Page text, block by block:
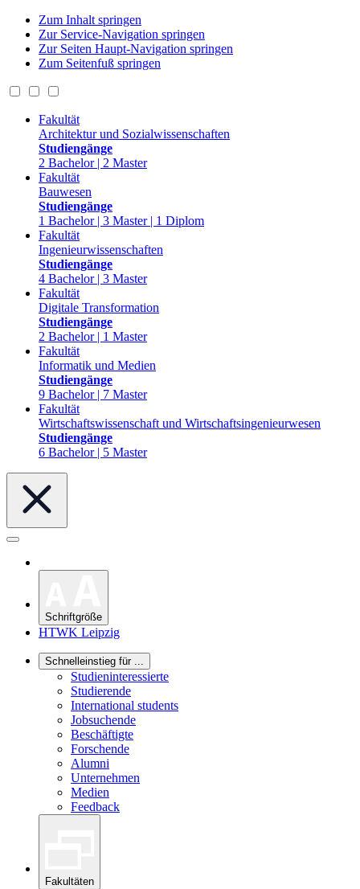
Zum Inhalt springen
Zur Service-Navigation springen
Zur Seiten Haupt-Navigation springen
Zum Seitenfuß springen
Fakultät
Architektur und Sozialwissenschaften
Studiengänge
2 Bachelor | 2 Master
Fakultät
Bauwesen
Studiengänge
1 Bachelor | 3 Master | 1 Diplom
Fakultät
Ingenieurwissenschaften
Studiengänge
4 Bachelor | 3 Master
Fakultät
Digitale Transformation
Studiengänge
2 Bachelor | 1 Master
Fakultät
Informatik und Medien
Studiengänge
9 Bachelor | 7 Master
Fakultät
Wirtschaftswissenschaft und Wirtschaftsingenieurwesen
Studiengänge
6 Bachelor | 5 Master
Schriftgröße
HTWK Leipzig
Schnelleinstieg für ...
Studieninteressierte
Studierende
International students
Jobsuchende
Beschäftigte
Forschende
Alumni
Unternehmen
Medien
Feedback
Fakultäten